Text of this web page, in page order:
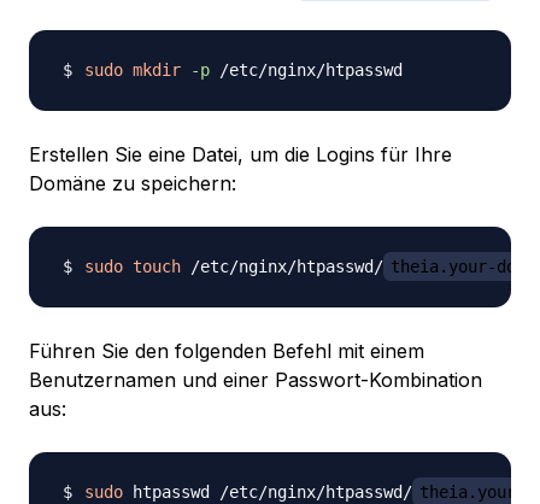
sudo mkdir -p
Erstellen Sie eine Datei, um die Logins für Ihre
Domäne zu speichern:
sudo touch /etc/nginx/htpasswd/ theia.your-
Führen Sie den folgenden Befehl mit einem
Benutzernamen und einer Passwort-Kombination
aus:
sudo htpasswd /etc/nginx/htpasswd/ theia.your-